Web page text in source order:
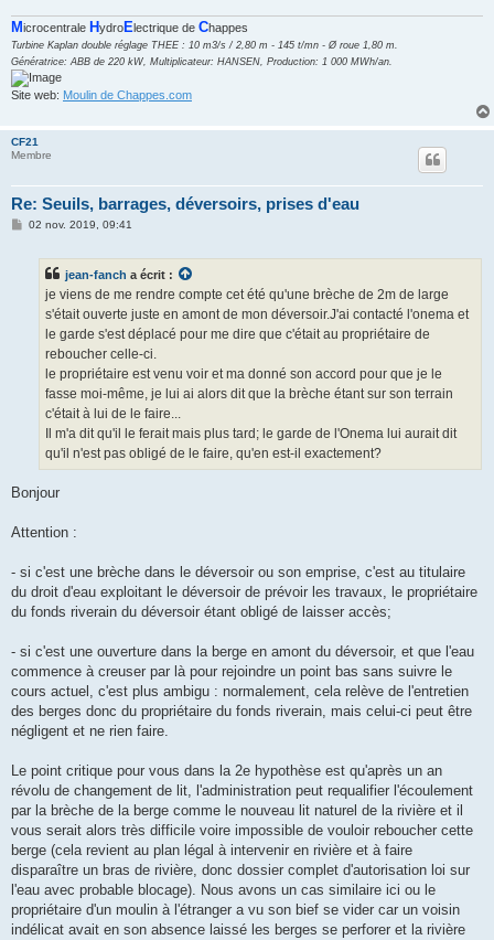
Microcentrale HydroElectrique de Chappes
Turbine Kaplan double réglage THEE : 10 m3/s / 2,80 m - 145 t/mn - Ø roue 1,80 m.
Génératrice: ABB de 220 kW, Multiplicateur: HANSEN, Production: 1 000 MWh/an.
Site web: Moulin de Chappes.com
CF21
Membre
Re: Seuils, barrages, déversoirs, prises d'eau
M02 nov. 2019, 09:41
jean-fanch a écrit :
je viens de me rendre compte cet été qu'une brèche de 2m de large
s'était ouverte juste en amont de mon déversoir.J'ai contacté l'onema et
le garde s'est déplacé pour me dire que c'était au propriétaire de
reboucher celle-ci.
le propriétaire est venu voir et ma donné son accord pour que je le
fasse moi-même, je lui ai alors dit que la brèche étant sur son terrain
c'était à lui de le faire...
Il m'a dit qu'il le ferait mais plus tard; le garde de l'Onema lui aurait dit
qu'il n'est pas obligé de le faire, qu'en est-il exactement?
Bonjour
Attention :
- si c'est une brèche dans le déversoir ou son emprise, c'est au titulaire
du droit d'eau exploitant le déversoir de prévoir les travaux, le propriétaire
du fonds riverain du déversoir étant obligé de laisser accès;
- si c'est une ouverture dans la berge en amont du déversoir, et que l'eau
commence à creuser par là pour rejoindre un point bas sans suivre le
cours actuel, c'est plus ambigu : normalement, cela relève de l'entretien
des berges donc du propriétaire du fonds riverain, mais celui-ci peut être
négligent et ne rien faire.
Le point critique pour vous dans la 2e hypothèse est qu'après un an
révolu de changement de lit, l'administration peut requalifier l'écoulement
par la brèche de la berge comme le nouveau lit naturel de la rivière et il
vous serait alors très difficile voire impossible de vouloir reboucher cette
berge (cela revient au plan légal à intervenir en rivière et à faire
disparaître un bras de rivière, donc dossier complet d'autorisation loi sur
l'eau avec probable blocage). Nous avons un cas similaire ici ou le
propriétaire d'un moulin à l'étranger a vu son bief se vider car un voisin
indélicat avait en son absence laissé les berges se perforer et la rivière